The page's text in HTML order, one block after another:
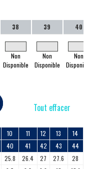
38 39
40
Non
Disponible
Non
Disponible
Non
Tout effacer
10 11 12 13
14
40 41 42 43
44
25.8 26.4 27 27.6
28